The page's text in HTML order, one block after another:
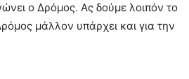
ο Δρόμος. Ας δούμε λοιπόν το
μάλλον υπάρχει και για την